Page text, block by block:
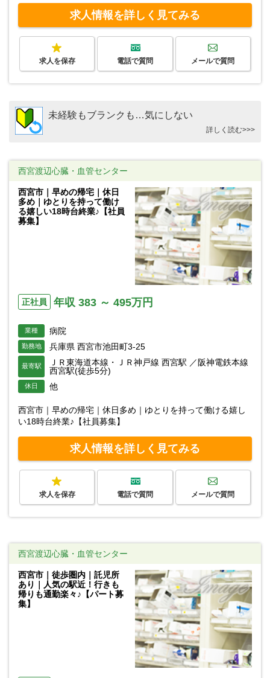
求人情報を詳しく見てみる
求人を保存 電話で質問 メールで質問
未経験もブランクも…気にしない
詳しく読む>>>
西宮渡辺心臓・血管センター
西宮市｜早めの帰宅｜休日
多め｜ゆとりを持って働け
る嬉しい18時台終業♪【社員
募集】
正社員 年収 383 ～ 495万円
業種 病院
勤務地 兵庫県 西宮市池田町3-25
最寄駅
ＪＲ東海道本線・ＪＲ神戸線 西宮駅 ／阪神電鉄本線
西宮駅(徒歩5分)
休日 他
西宮市｜早めの帰宅｜休日多め｜ゆとりを持って働ける嬉し
い18時台終業♪【社員募集】
求人情報を詳しく見てみる
求人を保存 電話で質問 メールで質問
西宮渡辺心臓・血管センター
西宮市｜徒歩圏内｜託児所
あり｜人気の駅近！行きも
帰りも通勤楽々♪【パート募
集】